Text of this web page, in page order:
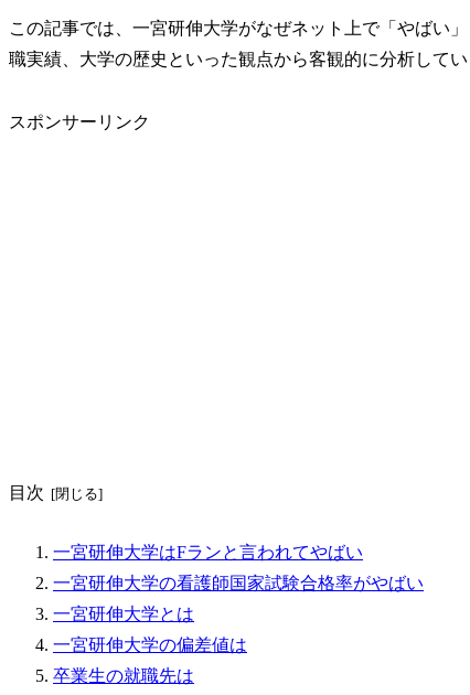
この記事では、一宮研伸大学がなぜネット上で「やばい
職実績、大学の歴史といった観点から客観的に分析してい
スポンサーリンク
目次
一宮研伸大学はFランと言われてやばい
一宮研伸大学の看護師国家試験合格率がやばい
一宮研伸大学とは
一宮研伸大学の偏差値は
卒業生の就職先は